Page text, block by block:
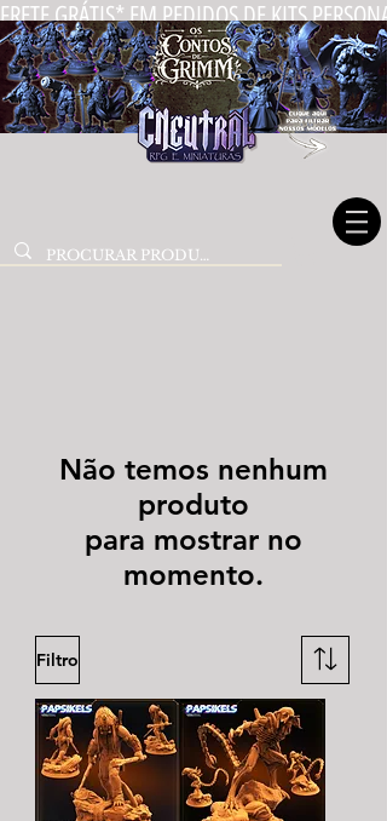
FRETE GRÁTIS* EM PEDIDOS DE KITS
Não temos nenhum
produto
para mostrar no
momento.
Filtro